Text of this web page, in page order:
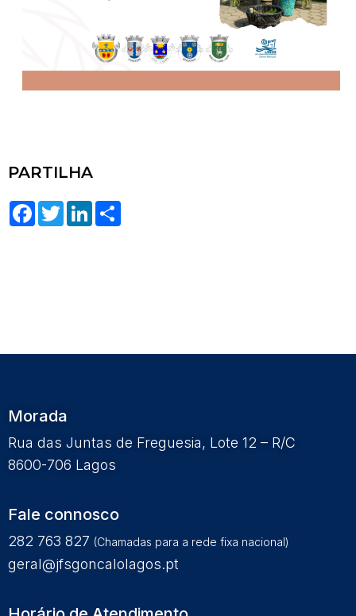
PARTILHA
Facebook
TwitterLinkedIn
Morada
Rua das Juntas de Freguesia, Lote 12 – R/C
8600-706 Lagos
Fale connosco
282 763 827 (Chamadas para a rede fixa nacional)
geral@jfsgoncalolagos.pt